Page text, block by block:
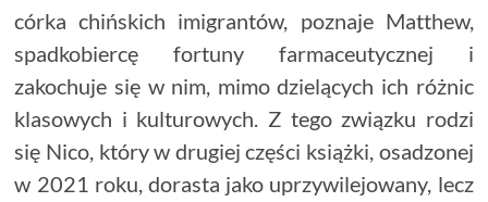
córka chińskich imigrantów, poznaje Matthew,
spadkobiercę fortuny farmaceutycznej i
zakochuje się w nim, mimo dzielących ich różnic
klasowych i kulturowych. Z tego związku rodzi
się Nico, który w drugiej części książki, osadzonej
w 2021 roku, dorasta jako uprzywilejowany, lecz